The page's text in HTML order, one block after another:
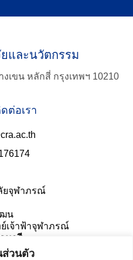
ส่วนตัว
และนวัตกรรม
เขน หลักสี่ กรุงเทพฯ 10210
ต่อเรา
ยจุฬาภรณ์
น
เจ้าฟ้าจุฬาภรณ์
มารี
มพึงพอใจ